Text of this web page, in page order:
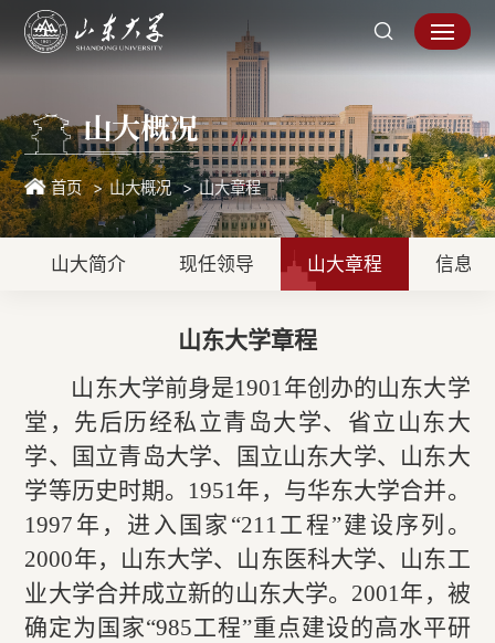
山大概况
首页 山大概况 山大章程
山大简介 现任领导 山大章程 信息
山东大学章程
山东大学前身是1901年创办的山东大学
堂，先后历经私立青岛大学、省立山东大
学、国立青岛大学、国立山东大学、山东大
学等历史时期。1951年，与华东大学合并。
1997年，进入国家“211工程”建设序列。
2000年，山东大学、山东医科大学、 山东工
业大学合并成立新的山东大学。2001年，被
确定为国家“985工程”重点建设的高水平研